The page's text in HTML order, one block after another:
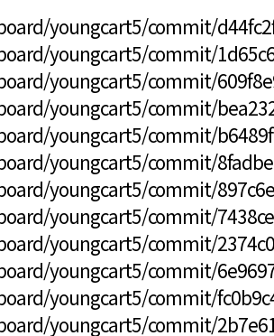
youngcart5/commit/
youngcart5/commit/
youngcart5/commit/
youngcart5/commit/
youngcart5/commit/
youngcart5/commit/
youngcart5/commit/
youngcart5/commit/
youngcart5/commit/
youngcart5/commit/
youngcart5/commit/
youngcart5/commit/